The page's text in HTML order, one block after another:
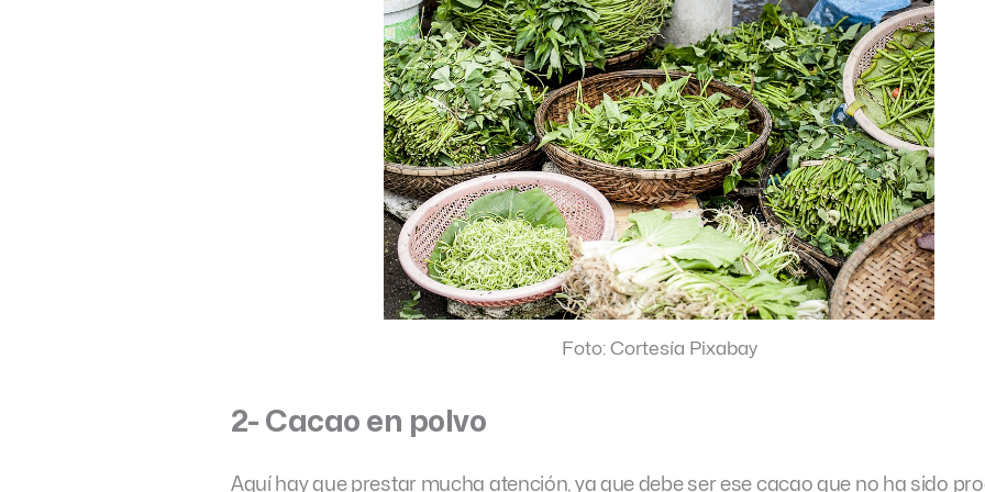
Foto: Cortesía Pixabay
2- Cacao en polvo
Aquí hay que prestar mucha atención, ya que debe ser ese cacao que no ha sido